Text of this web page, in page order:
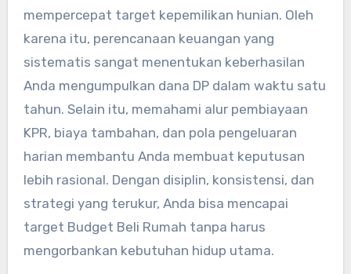
mempercepat target kepemilikan hunian. Oleh
karena itu, perencanaan keuangan yang
sistematis sangat menentukan keberhasilan
Anda mengumpulkan dana DP dalam waktu satu
tahun. Selain itu, memahami alur pembiayaan
KPR, biaya tambahan, dan pola pengeluaran
harian membantu Anda membuat keputusan
lebih rasional. Dengan disiplin, konsistensi, dan
strategi yang terukur, Anda bisa mencapai
target Budget Beli Rumah tanpa harus
mengorbankan kebutuhan hidup utama.